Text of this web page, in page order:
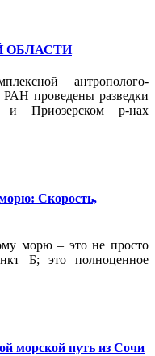
ОБЛАСТИ
антрополого-
проведены разведки
и Приозерском р-нах
Скорость,
морю – это не просто
Б; это полноценное
путь из Сочи